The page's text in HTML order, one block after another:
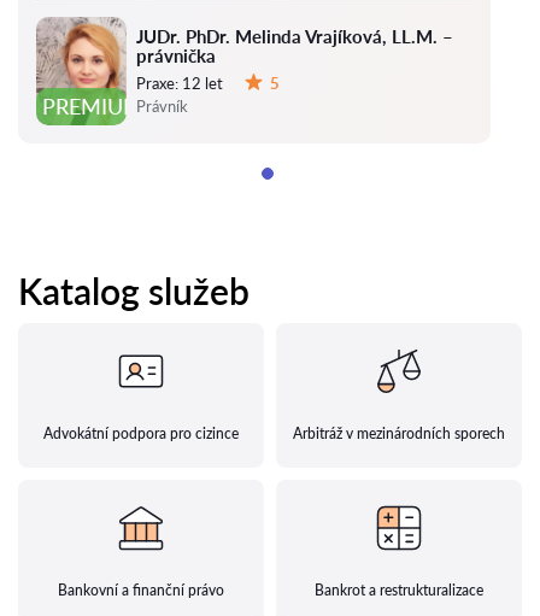
PREMIUM
JUDr. PhDr. Melinda Vrajíková, LL.M. –
právnička
Praxe: 12 let
5
Právník
Katalog služeb
Advokátní podpora pro cizince Arbitráž v mezinárodních sporech
Bankovní a finanční právo Bankrot a restrukturalizace